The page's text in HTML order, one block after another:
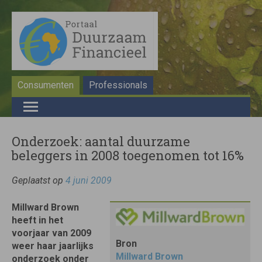
Consumenten Professionals
Onderzoek: aantal duurzame
beleggers in 2008 toegenomen tot 16%
Geplaatst op 4 juni 2009
Bron
Millward Brown
Millward Brown
heeft in het
voorjaar van 2009
weer haar jaarlijks
onderzoek onder